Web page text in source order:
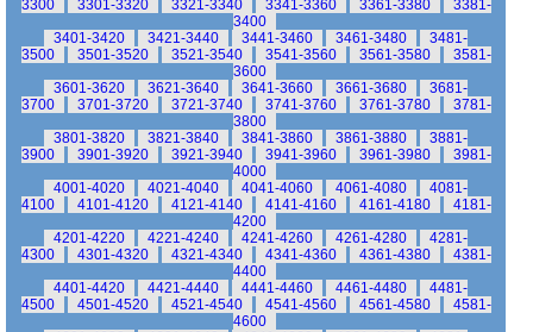
3300
3301-3320 3321-3340 3341-3360 3361-3380
3381-
3400
3401-3420
3421-3440 3441-3460 3461-3480
3481-
3500
3501-3520 3521-3540 3541-3560 3561-3580
3581-
3600
3601-3620
3621-3640 3641-3660 3661-3680
3681-
3700
3701-3720 3721-3740 3741-3760 3761-3780
3781-
3800
3801-3820
3821-3840 3841-3860 3861-3880
3881-
3900
3901-3920 3921-3940 3941-3960 3961-3980
3981-
4000
4001-4020
4021-4040 4041-4060 4061-4080
4081-
4100
4101-4120 4121-4140 4141-4160 4161-4180
4181-
4200
4201-4220
4221-4240 4241-4260 4261-4280
4281-
4300
4301-4320 4321-4340 4341-4360 4361-4380
4381-
4400
4401-4420
4421-4440 4441-4460 4461-4480
4481-
4500
4501-4520 4521-4540 4541-4560 4561-4580
4581-
4600